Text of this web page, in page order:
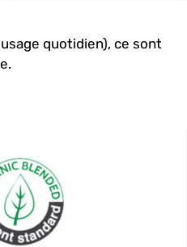
quotidien), ce sont